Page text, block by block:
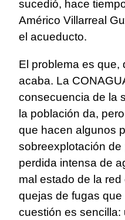
sucedió, hace
Américo Villarreal
el acueducto.
El problema es que,
acaba. La
consecuencia de la
la población da,
que hacen algunos
sobreexplotación
perdida intensa de
mal estado de la
quejas de fugas
cuestión es sencilla: